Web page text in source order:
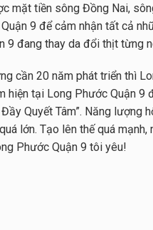
mặt tiền sông Đồng Nai,
9 để cảm nhận tất cả
9 đang thay da đổi thịt từng
cần 20 năm phát triển thì
hiện tại Long Phước Quận 9
Quyết Tâm”. Năng lượng
lớn. Tạo lên thế quá mạnh,
Phước Quận 9 tôi yêu!